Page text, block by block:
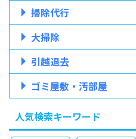
掃除代行
大掃除
引越退去
ゴミ屋敷・汚部屋
人気検索キーワード